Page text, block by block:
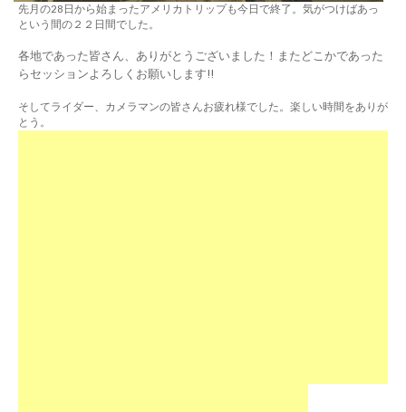
先月の28日から始まったアメリカトリップも今日で終了。気がつけばあっ
という間の２２日間でした。
各地であった皆さん、ありがとうございました！またどこかであった
らセッションよろしくお願いします!!
そしてライダー、カメラマンの皆さんお疲れ様でした。楽しい時間をありが
とう。